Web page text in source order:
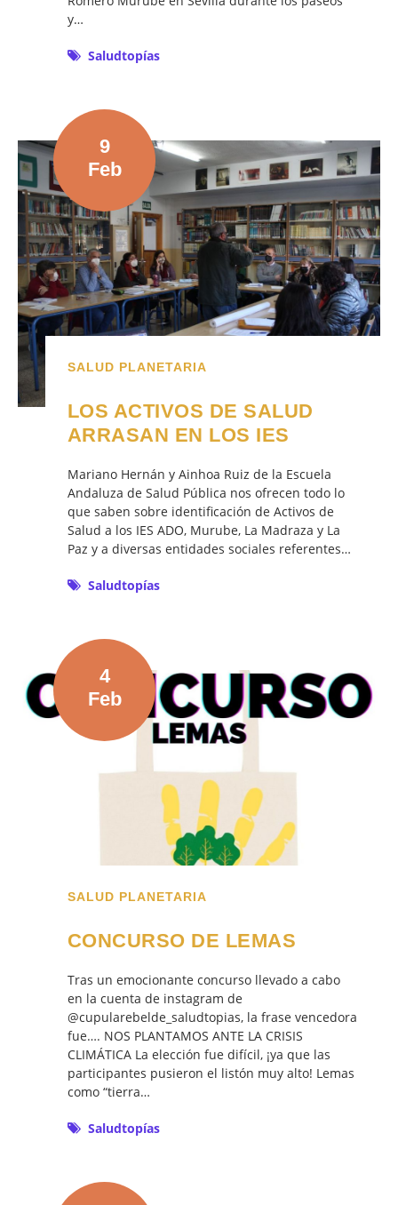
y…
Saludtopías
9
Feb
SALUD PLANETARIA
LOS ACTIVOS DE SALUD
ARRASAN EN LOS IES
Mariano Hernán y Ainhoa Ruiz de la Escuela
Andaluza de Salud Pública nos ofrecen todo lo
que saben sobre identificación de Activos de
Salud a los IES ADO, Murube, La Madraza y La
Paz y a diversas entidades sociales referentes…
Saludtopías
4
Feb
SALUD PLANETARIA
CONCURSO DE LEMAS
Tras un emocionante concurso llevado a cabo
en la cuenta de instagram de
@cupularebelde_saludtopias, la frase vencedora
fue…. NOS PLANTAMOS ANTE LA CRISIS
CLIMÁTICA La elección fue difícil, ¡ya que las
participantes pusieron el listón muy alto! Lemas
como “tierra…
Saludtopías